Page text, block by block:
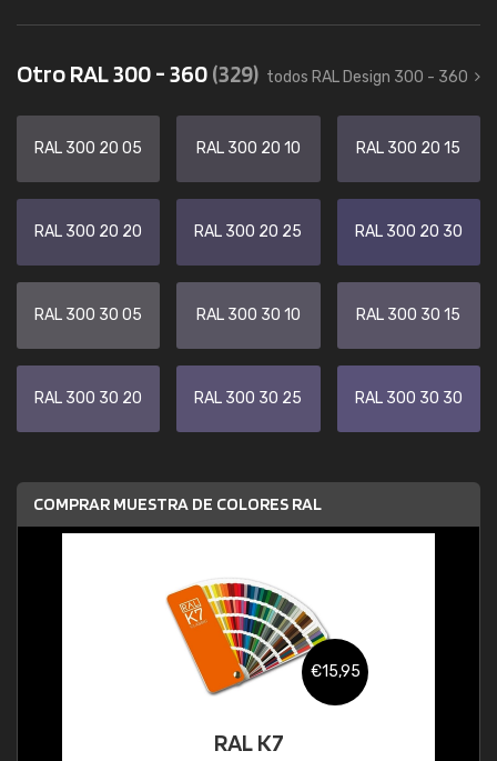
Otro RAL 300 - 360(329) todos RAL Design 300 - 360
RAL 300 20 05 RAL 300 20 10 RAL 300 20 15
RAL 300 20 20 RAL 300 20 25 RAL 300 20 30
RAL 300 30 05 RAL 300 30 10 RAL 300 30 15
RAL 300 30 20 RAL 300 30 25 RAL 300 30 30
COMPRAR MUESTRA DE COLORES RAL
€15,95
RAL K7